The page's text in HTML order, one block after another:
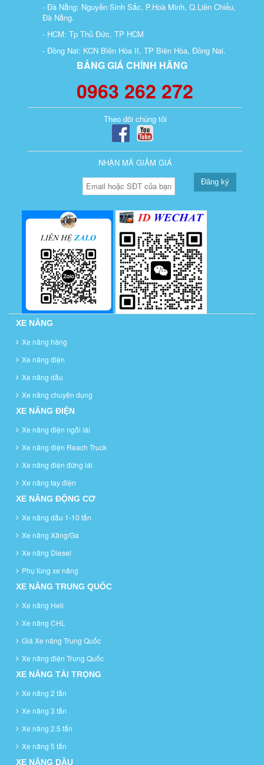
- Đà Nẵng: Nguyễn Sinh Sắc, P.Hoà Minh, Q.Liên Chiểu,
Đà Nẵng.
- HCM: Tp Thủ Đức, TP HCM
- Đồng Nai: KCN Biên Hòa II, TP Biên Hòa, Đồng Nai.
BẢNG GIÁ CHÍNH HÃNG
0963 262 272
Theo dõi chúng tôi
NHẬN MÃ GIẢM GIÁ
Đăng ký
XE NÂNG
Xe nâng hàng
Xe nâng điện
Xe nâng dầu
Xe nâng chuyên dụng
XE NÂNG ĐIỆN
Xe nâng điện ngồi lái
Xe nâng điện Reach Truck
Xe nâng điện đứng lái
Xe nâng tay điện
XE NÂNG ĐỘNG CƠ
Xe nâng dầu 1-10 tấn
Xe nâng Xăng/Ga
Xe nâng Diesel
Phụ tùng xe nâng
XE NÂNG TRUNG QUỐC
Xe nâng Heli
Xe nâng CHL
Giá Xe nâng Trung Quốc
Xe nâng điện Trung Quốc
XE NÂNG TẢI TRỌNG
Xe nâng 2 tấn
Xe nâng 3 tấn
Xe nâng 2.5 tấn
Xe nâng 5 tấn
XE NÂNG DẦU